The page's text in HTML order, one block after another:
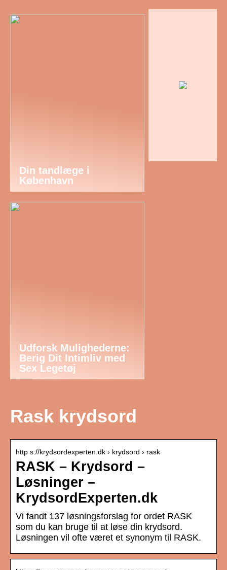
Din tandlæge i
København
Udforsk Mulighederne:
Berig Dit Intimliv med
Sex Legetøj
Rask krydsord
http s://krydsordexperten.dk › krydsord › rask
RASK – Krydsord –
Løsninger –
KrydsordExperten.dk
Vi fandt 137 løsningsforslag for ordet RASK
som du kan bruge til at løse din krydsord.
Løsningen vil ofte været et synonym til RASK.